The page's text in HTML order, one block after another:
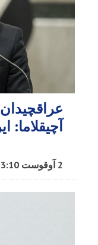
آچیقلاما:
2 آوقوست 23:10